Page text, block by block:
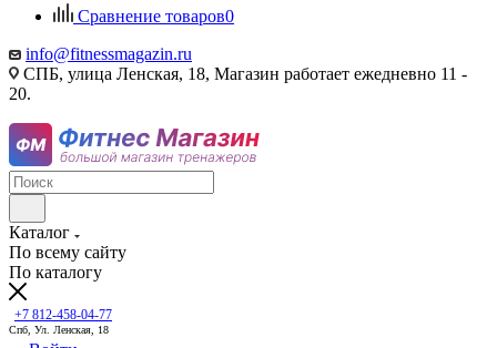
Сравнение товаров0
info@fitnessmagazin.ru
СПБ, улица Ленская, 18, Магазин работает ежедневно 11 -
20.
Каталог
По всему сайту
По каталогу
+7 812-458-04-77
Спб, Ул. Ленская, 18